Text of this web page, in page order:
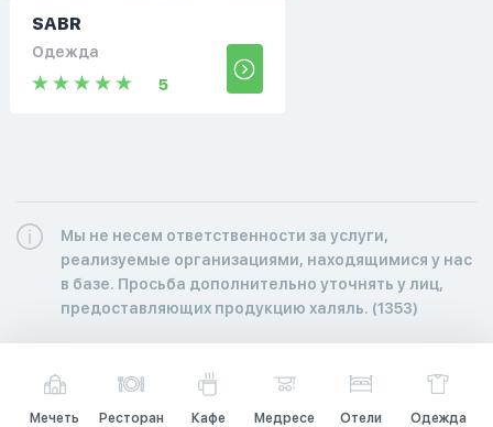
SABR
Одежда
5
Мы не несем ответственности за услуги,
реализуемые организациями, находящимися у нас
в базе. Просьба дополнительно уточнять у лиц,
предоставляющих продукцию халяль. (1353)
Мечеть Ресторан Кафе Медресе Отели Одежда